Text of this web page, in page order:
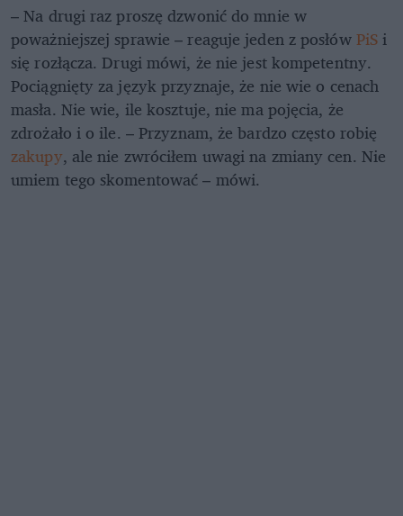
– Na drugi raz proszę dzwonić do mnie w
poważniejszej sprawie – reaguje jeden z posłówPiS i
się rozłącza. Drugi mówi, że nie jest kompetentny.
Pociągnięty za język przyznaje, że nie wie o cenach
masła. Nie wie, ile kosztuje, nie ma pojęcia, że
zdrożało i o ile. – Przyznam, że bardzo często robię
zakupy, ale nie zwróciłem uwagi na zmiany cen. Nie
umiem tego skomentować – mówi.